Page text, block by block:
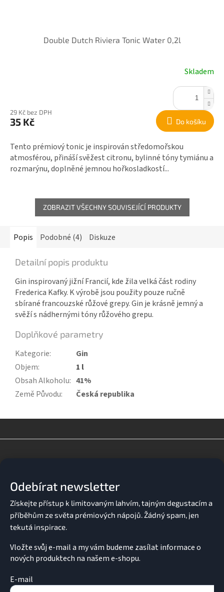
Double Dutch Riviera Tonic Water 0,2l
Skladem
29 Kč bez DPH
35 Kč Do košíku
Tento prémiový tonic je inspirován středomořskou
atmosférou, přináší svěžest citronu, bylinné tóny tymiánu a
rozmarýnu, doplněné jemnou hořkosladkostí...
ZOBRAZIT VŠECHNY SOUVISEJÍCÍ PRODUKTY
Popis Podobné (4) Diskuze
Detailní popis produktu
Gin inspirovaný jižní Francií, kde žila velká část rodiny
Frederica Kafky. K výrobě jsou použity pouze ručně
sbírané francouzské růžové grepy. Gin je krásně jemný a
svěží s nádhernými tóny růžového grepu.
Doplňkové parametry
Kategorie:
Gin
Objem:
1 l
Obsah Alkoholu: 41%
Země Původu: Česká republika
Odebírat newsletter
Vložte svůj e-mail a my vám budeme zasílat informace o
nových produktech na našem e-shopu.
E-mail